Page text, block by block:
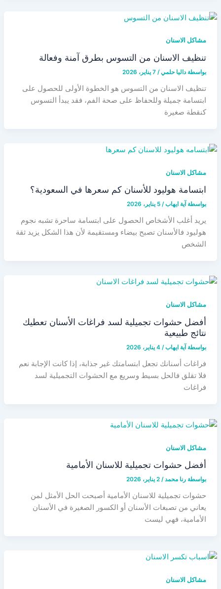
مشاكل الاسنان
تنظيف الاسنان من التسوس بطرق آمنة وفعالة
بواسطة داليا حلمي/ 7 يناير، 2026
تنظيف الاسنان من التسوس هو الخطوة الأولى للحصول على
ابتسامة جميلة وللحفاظ على صحة الفم، فقد يبدأ التسوس
كنقطة صغيرة
مشاكل الاسنان
ابتسامة هوليود للأسنان كم سعرها في السعودية؟
بواسطة آية ايهاب/ 5 يناير، 2026
يريد أغلب الأشخاص الحصول على ابتسامة ساحرة تشبه نجوم
هوليود فالأسنان تصبح بيضاء ومستقيمة لأن هذا الشكل يزيد ثقة
الشخص
مشاكل الاسنان
أفضل حشوات تجميلية لسد فراغات الأسنان تعطيك
نتائج طبيعية
بواسطة آية ايهاب/ 4 يناير، 2026
فراغات أسنانك تجعل ابتسامتك غير جذابة، إذا كانت الإجابة نعم
فلا تقلق فالحل بسيط وسريع مع الحشوات التجميلية لسد
فراغات
مشاكل الاسنان
أفضل حشوات تجميلية للاسنان الأمامية
بواسطة رنا محمد/ 2 يناير، 2026
حشوات تجميلية للاسنان الأمامية أصبحت الحل الأمثل لمن
يعاني من تصبغات الأسنان أو الكسور الصغيرة في الأسنان
الأمامية، فهي ليست
مشاكل الاسنان